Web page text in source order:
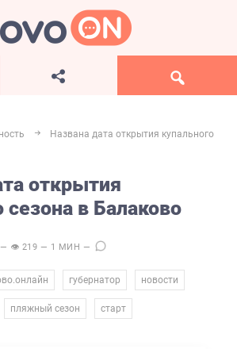
Названа дата открытия купального
открытия
сезона в Балаково
— 👁 219 — 1 МИН —
губернатор новости
пляжный сезон старт